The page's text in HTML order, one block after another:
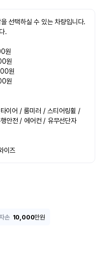
선택하실 수 있는 차량입니다.
.
원
원
원
원
이어 / 룸미러 / 스티어링휠 /
안전 / 에어컨 / 유무선단자
이즈
손 10,000만원